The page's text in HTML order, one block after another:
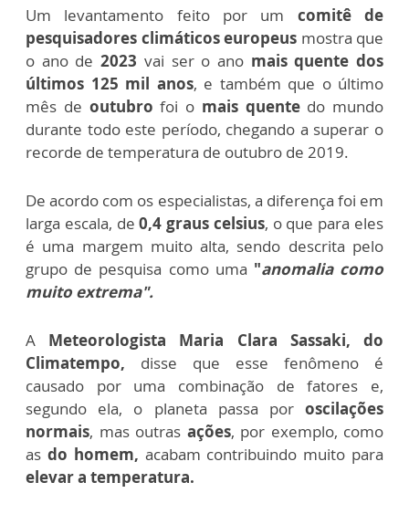
Um levantamento feito por um comitê de
pesquisadores climáticos europeus mostra que
o ano de2023 vai ser o ano mais quente dos
últimos 125 mil anos, e também que o último
mês de outubro foi o mais quentedo mundo
durante todo este período, chegando a superar o
recorde de temperatura de outubro de 2019.
De acordo com os especialistas, a diferença foi em
larga escala, de0,4 graus celsius, o que para eles
é uma margem muito alta, sendo descrita pelo
grupo de pesquisa como uma "anomalia como
muito extrema".
A Meteorologista Maria Clara Sassaki, do
Climatempo, disse que esse fenômeno é
causado por uma combinação de fatores e,
segundo ela, o planeta passa por oscilações
normais, mas outras ações, por exemplo, como
as do homem, acabam contribuindo muito para
elevar a temperatura.